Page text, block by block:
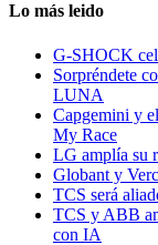
Lo más leido
G-SHOCK
Sorpréndete
LUNA
Capgemini y
My Race
LG amplía su
Globant y
TCS será
TCS y ABB
con IA